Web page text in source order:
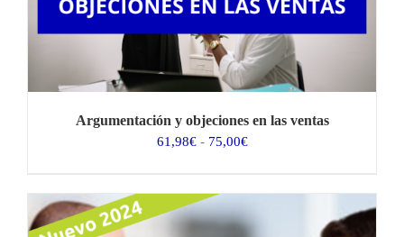
Argumentación y objeciones en las ventas
61,98€ - 75,00€Rango
61,98€